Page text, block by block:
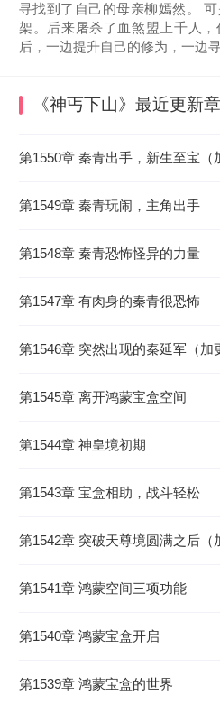
寻找到了自己的母亲柳嫣然。
架。后来屠杀了血煞盟上千人
后，一边提升自己的修为，一
《神丐下山》 最近更新
第1550章 秦青出手，新生至宝（
第1549章 秦青玩闹，主角出手
第1548章 秦青恐怖怪异的力量
第1547章 有肉身的秦青很恐怖
第1546章 突然出现的秦延军（加
第1545章 离开鸿蒙宝盒空间
第1544章 神皇境初期
第1543章 宝盒相助，战斗轻松
第1542章 突破天尊境圆满之后（
第1541章 鸿蒙空间三项功能
第1540章 鸿蒙宝盒开启
第1539章 鸿蒙宝盒的世界